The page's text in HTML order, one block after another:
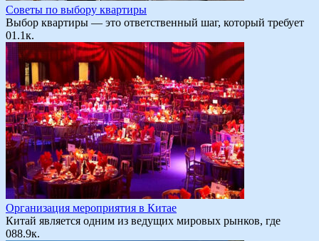
Советы по выбору квартиры
Выбор квартиры — это ответственный шаг, который требует
01.1к.
Организация мероприятия в Китае
Китай является одним из ведущих мировых рынков, где
088.9к.